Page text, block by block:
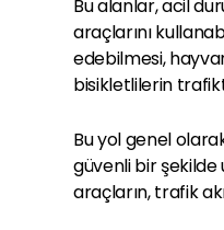
Bu alanlar, acil
araçlarını
edebilmesi,
bisikletlilerin
Bu yol genel
güvenli bir
araçların, trafik